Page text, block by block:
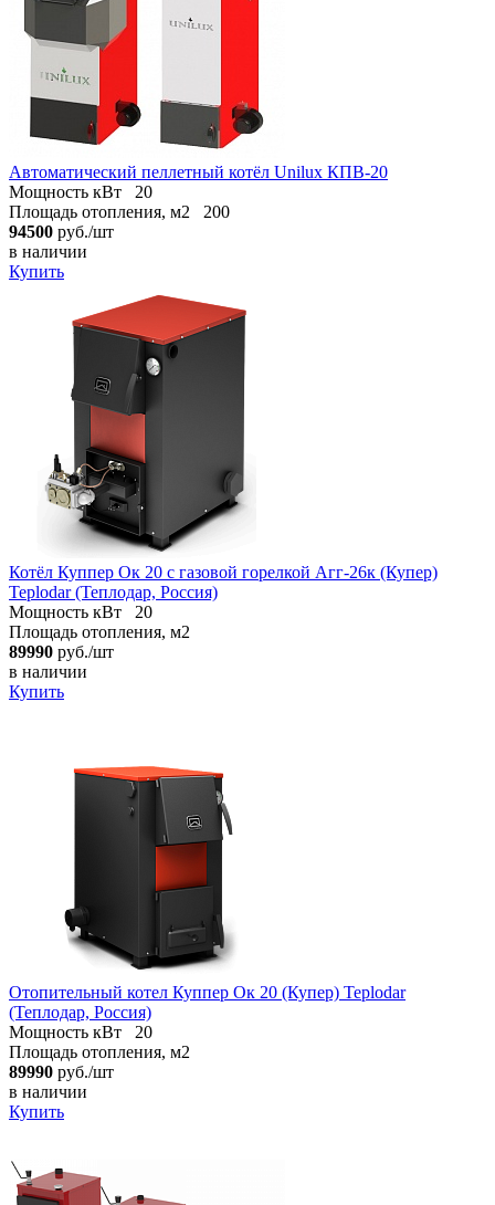
Автоматический пеллетный котёл Unilux КПВ-20
Мощность кВт
20
Площадь отопления, м2
200
94500 руб./шт
в наличии
Купить
Котёл Куппер Ок 20 с газовой горелкой Агг-26к (Купер)
Teplodar (Теплодар, Россия)
Мощность кВт
20
Площадь отопления, м2
89990 руб./шт
в наличии
Купить
Отопительный котел Куппер Ок 20 (Купер) Teplodar
(Теплодар, Россия)
Мощность кВт
20
Площадь отопления, м2
89990 руб./шт
в наличии
Купить